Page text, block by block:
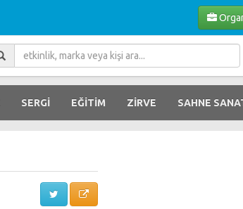
SERGİ EĞİTİM ZİRVE SAHNE